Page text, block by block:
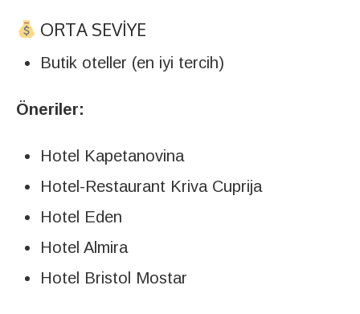
ORTA SEVIYE
Butik oteller (en iyi tercih)
Öneriler:
Hotel Kapetanovina
Hotel-Restaurant Kriva Cuprija
Hotel Eden
Hotel Almira
Hotel Bristol Mostar